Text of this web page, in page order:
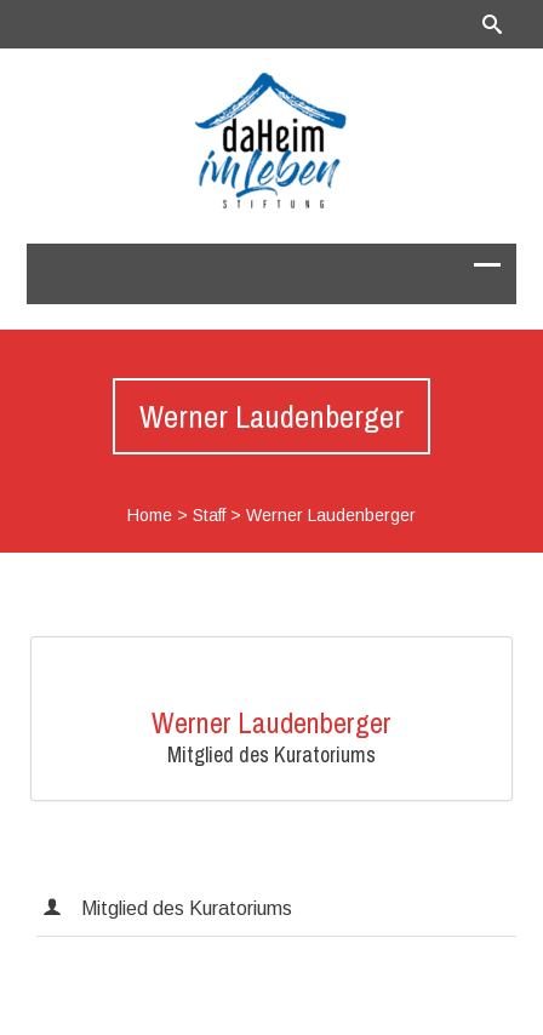
Werner Laudenberger
Home> Staff> Werner Laudenberger
Werner Laudenberger
Mitglied des Kuratoriums
Mitglied des Kuratoriums